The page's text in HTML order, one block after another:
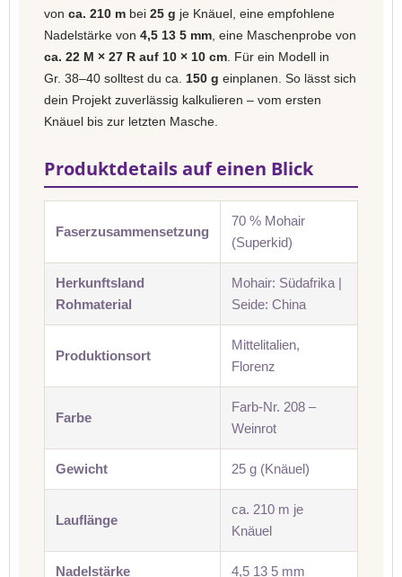
von ca. 210 m bei 25 g je Knäuel, eine empfohlene
Nadelstärke von 4,5 13 5 mm , eine Maschenprobe von
ca. 22 M × 27 R auf 10 × 10 cm . Für ein Modell in
Gr. 38–40 solltest du ca. 150 g einplanen. So lässt sich
dein Projekt zuverlässig kalkulieren – vom ersten
Knäuel bis zur letzten Masche.
Produktdetails auf einen Blick
Faserzusammensetzung
70 % Mohair
(Superkid)
Herkunftsland
Rohmaterial
Mohair: Südafrika |
Seide: China
Produktionsort
Mittelitalien,
Florenz
Farbe
Farb-Nr. 208 –
Weinrot
Gewicht 25 g (Knäuel)
Lauflänge
ca. 210 m je
Knäuel
Nadelstärke 4,5 13 5 mm